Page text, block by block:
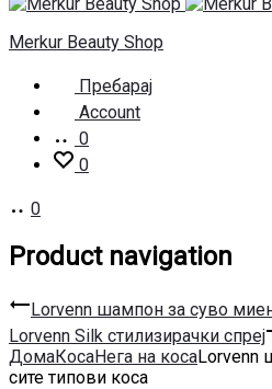
Merkur Beauty Shop
Пребарај
Account
0
0
0
Product navigation
Lorvenn шампон за суво
Lorvenn Silk стилизирачки спреј
ДомаКосаНега на косаLorvenn
сите типови коса